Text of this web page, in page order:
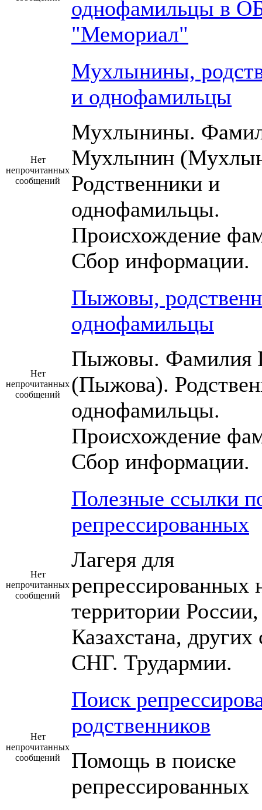
однофамильцы в
"Мемориал"
Нет
непрочитанных
сообщений
Мухлынины,
и однофамильцы
Мухлынины.
Мухлынин
Родственники и
однофамильцы.
Происхождение
Сбор информации.
Нет
непрочитанных
сообщений
Пыжовы,
однофамильцы
Пыжовы. Фамилия
(Пыжова).
однофамильцы.
Происхождение
Сбор информации.
Нет
непрочитанных
сообщений
Полезные ссылки
репрессированных
Лагеря для
репрессированных
территории России,
Казахстана, других
СНГ. Трудармии.
Нет
непрочитанных
сообщений
Поиск
родственников
Помощь в поиске
репрессированных